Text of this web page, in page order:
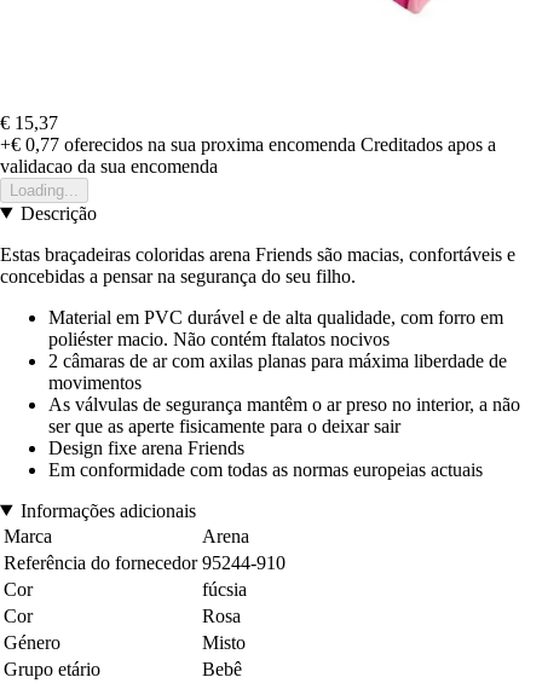
€ 15,37
+€ 0,77 oferecidos na sua proxima encomenda Creditados apos a
validacao da sua encomenda
Loading...
Descrição
Estas braçadeiras coloridas arena Friends são macias, confortáveis e
concebidas a pensar na segurança do seu filho.
Material em PVC durável e de alta qualidade, com forro em
poliéster macio. Não contém ftalatos nocivos
2 câmaras de ar com axilas planas para máxima liberdade de
movimentos
As válvulas de segurança mantêm o ar preso no interior, a não
ser que as aperte fisicamente para o deixar sair
Design fixe arena Friends
Em conformidade com todas as normas europeias actuais
Informações adicionais
Marca
Arena
Referência do fornecedor 95244-910
Cor
fúcsia
Cor
Rosa
Género
Misto
Grupo etário
Bebê